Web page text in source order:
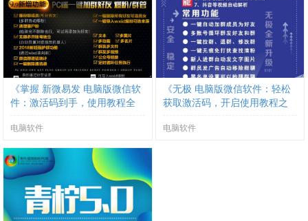
《掌握 新微易发 电脑版微信软
件：激活码到手，使用教程全
电脑软件
《无极 电脑版微信软件：轻松
获取激活码，开启使用教程之
电脑软件